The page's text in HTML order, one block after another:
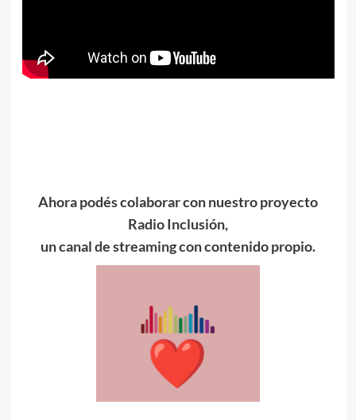
Ahora podés colaborar con nuestro proyecto
Radio Inclusión,
un canal de streaming con contenido propio.